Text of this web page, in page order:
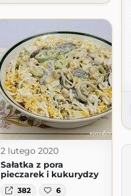
2 lutego 2020
Sałatka z pora
pieczarek i kukurydzy
382 6